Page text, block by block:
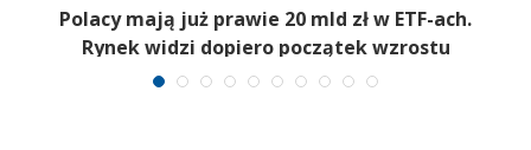
Polacy mają już prawie 20 mld zł w ETF-ach.
Rynek widzi dopiero początek wzrostu